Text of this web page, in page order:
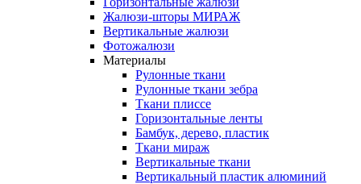
Жалюзи-шторы МИРАЖ
Вертикальные жалюзи
Фотожалюзи
Материалы
Рулонные ткани
Рулонные ткани зебра
Ткани плиссе
Горизонтальные ленты
Бамбук, дерево, пластик
Ткани мираж
Вертикальные ткани
Вертикальный пластик алюминий